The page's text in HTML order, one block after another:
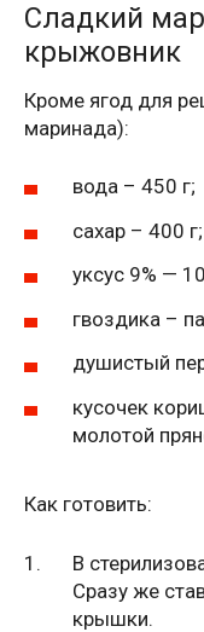
Сладкий
крыжовник
Кроме ягод для
маринада):
вода – 450 г;
сахар – 400 г;
уксус 9% —
гвоздика –
душистый
кусочек
молотой
Как готовить:
В
Сразу же
крышки.